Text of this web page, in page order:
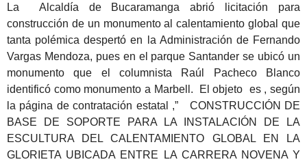
La Alcaldía de Bucaramanga abrió licitación para
construcción de un monumento al calentamiento global que
tanta polémica despertó en la Administración de Fernando
Vargas Mendoza, pues en el parque Santander se ubicó un
monumento que el columnista Raúl Pacheco Blanco
identificó como monumento a Marbell. El objeto es , según
la página de contratación estatal ,”
CONSTRUCCIÓN DE
BASE DE SOPORTE PARA LA INSTALACIÓN DE LA
ESCULTURA DEL CALENTAMIENTO GLOBAL EN LA
GLORIETA UBICADA ENTRE LA CARRERA NOVENA Y